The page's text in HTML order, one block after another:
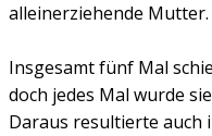
alleinerziehende Mutter.
Insgesamt fünf Mal
doch jedes Mal wurde
Daraus resultierte auch